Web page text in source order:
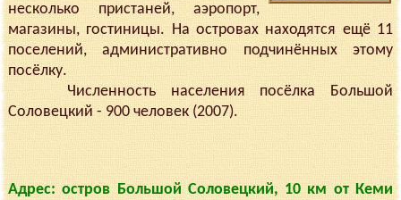
несколько пристаней, аэропорт,
магазины, гостиницы. На островах находятся ещё 11
поселений, административно подчинённых этому
посёлку.
Численность населения посёлка Большой
Соловецкий - 900 человек (2007).
Адрес: остров Большой Соловецкий, 10 км от Кеми